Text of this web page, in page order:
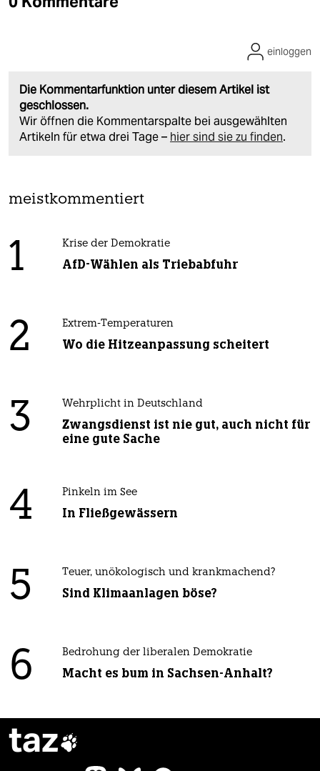
Die Kommentarfunktion unter diesem Artikel ist
geschlossen.
Wir öffnen die Kommentarspalte bei ausgewählten
Artikeln für etwa drei Tage – hier sind sie zu finden.
einloggen
meistkommentiert
1 Krise der Demokratie
AfD-Wählen als Triebabfuhr
2 Extrem-Temperaturen
Wo die Hitzeanpassung scheitert
3 Wehrplicht in Deutschland
Zwangsdienst ist nie gut, auch nicht für
eine gute Sache
4 Pinkeln im See
In Fließgewässern
5 Teuer, unökologisch und krankmachend?
Sind Klimaanlagen böse?
6 Bedrohung der liberalen Demokratie
Macht es bum in Sachsen-Anhalt?
taz